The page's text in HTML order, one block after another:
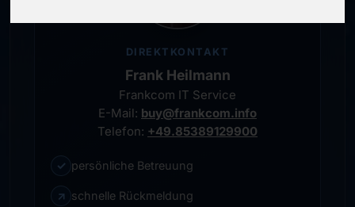
DIREKTKONTAKT
Frank Heilmann
Frankcom IT Service
E-Mail: buy@frankcom.info
Telefon: +49.85389129900
✓ persönliche Betreuung
↗ schnelle Rückmeldung